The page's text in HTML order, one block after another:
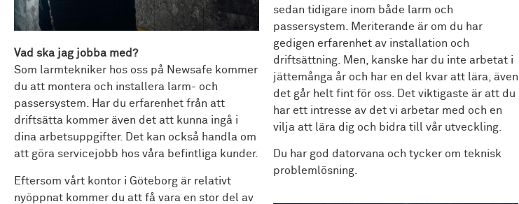
Vad ska jag jobba med?
Som larmtekniker hos oss på Newsafe kommer
du att montera och installera larm- och
passersystem. Har du erfarenhet från att
driftsätta kommer även det att kunna ingå i
dina arbetsuppgifter. Det kan också handla om
att göra servicejobb hos våra befintliga kunder.
Eftersom vårt kontor i Göteborg är relativt
nyöppnat kommer du att få vara en stor del av
sedan tidigare inom både larm och
passersystem. Meriterande är om du har
gedigen erfarenhet av installation och
driftsättning. Men, kanske har du inte arbetat i
jättemånga år och har en del kvar att lära, även
det går helt fint för oss. Det viktigaste är att du
har ett intresse av det vi arbetar med och en
vilja att lära dig och bidra till vår utveckling.
Du har god datorvana och tycker om teknisk
problemlösning.